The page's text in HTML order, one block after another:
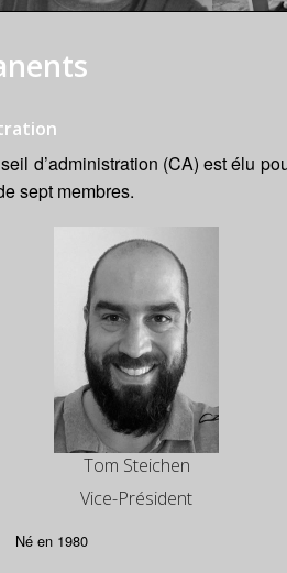
d’administration (CA) est élu
sept membres.
Tom Steichen
Vice-Président
Né en 1980